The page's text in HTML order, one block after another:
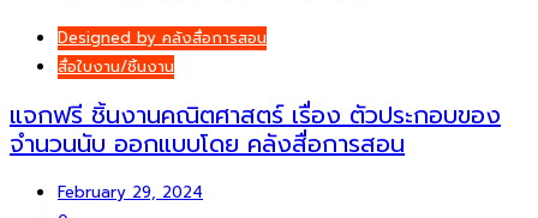
Designed by คลังสื่อการสอน
สื่อใบงาน/ชิ้นงาน
แจกฟรี ชิ้นงานคณิตศาสตร์ เรื่อง ตัวประกอบของ
จำนวนนับ ออกแบบโดย คลังสื่อการสอน
February 29, 2024